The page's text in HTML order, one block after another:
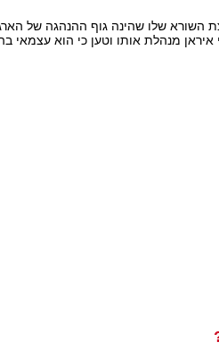
השורא שלו שהינה גוף ההנהגה של
מנהלת אותו וטען כי הוא עצמאי